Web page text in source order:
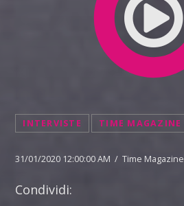
INTERVISTE TIME MAGAZINE
31/01/2020 12:00:00 AM / Time Magazine
Condividi: